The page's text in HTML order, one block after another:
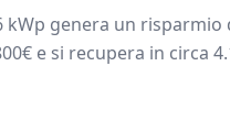
kWp genera un risparmio
€ e si recupera in circa